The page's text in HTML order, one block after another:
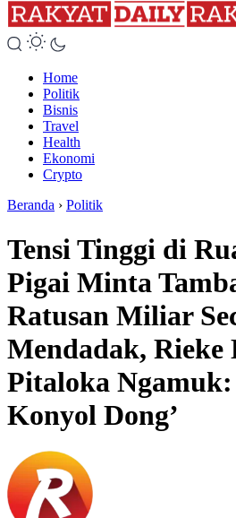
Home
Politik
Bisnis
Travel
Health
Ekonomi
Crypto
Beranda › Politik
Tensi Tinggi di
Pigai Minta
Ratusan Miliar
Mendadak, Rieke
Pitaloka Ngamuk:
Konyol Dong’